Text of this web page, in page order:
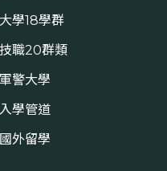
大學18學群
技職20群類
軍警大學
入學管道
國外留學